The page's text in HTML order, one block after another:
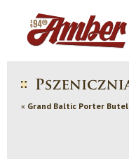
« Grand Baltic Porter